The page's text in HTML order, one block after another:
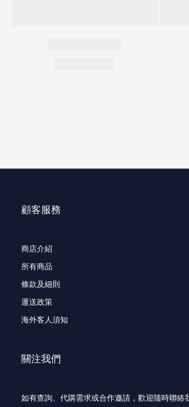
顧客服務
商店介紹
所有商品
條款及細則
運送政策
海外客人須知
關注我們
如有查詢、代購需求或合作邀請，歡迎隨時聯絡